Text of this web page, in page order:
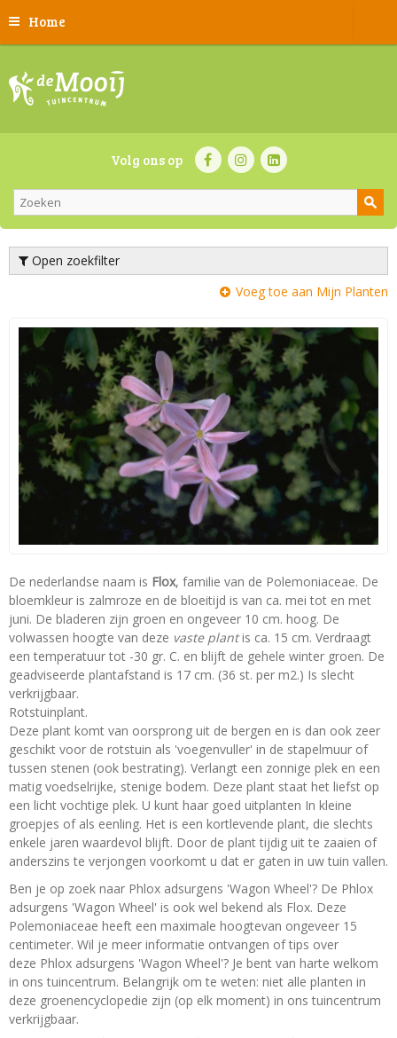
Home
Volg ons op
Open zoekfilter
Voeg toe aan Mijn Planten
De nederlandse naam is Flox, familie van de Polemoniaceae. De
bloemkleur is zalmroze en de bloeitijd is van ca. mei tot en met
juni. De bladeren zijn groen en ongeveer 10 cm. hoog. De
volwassen hoogte van deze vaste plantis ca. 15 cm. Verdraagt
een temperatuur tot -30 gr. C. en blijft de gehele winter groen. De
geadviseerde plantafstand is 17 cm. (36 st. per m2.) Is slecht
verkrijgbaar.
Rotstuinplant.
Deze plant komt van oorsprong uit de bergen en is dan ook zeer
geschikt voor de rotstuin als 'voegenvuller' in de stapelmuur of
tussen stenen (ook bestrating). Verlangt een zonnige plek en een
matig voedselrijke, stenige bodem. Deze plant staat het liefst op
een licht vochtige plek. U kunt haar goed uitplanten In kleine
groepjes of als eenling. Het is een kortlevende plant, die slechts
enkele jaren waardevol blijft. Door de plant tijdig uit te zaaien of
anderszins te verjongen voorkomt u dat er gaten in uw tuin vallen.
Ben je op zoek naar Phlox adsurgens 'Wagon Wheel'? De Phlox
adsurgens 'Wagon Wheel' is ook wel bekend als Flox. Deze
Polemoniaceae heeft een maximale hoogtevan ongeveer 15
centimeter. Wil je meer informatie ontvangen of tips over
deze Phlox adsurgens 'Wagon Wheel'? Je bent van harte welkom
in ons tuincentrum. Belangrijk om te weten: niet alle planten in
deze groenencyclopedie zijn (op elk moment) in ons tuincentrum
verkrijgbaar.